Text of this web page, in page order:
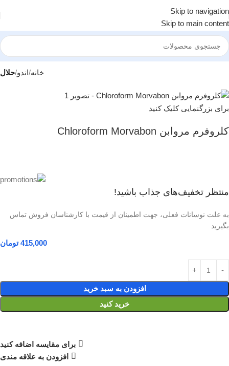
Skip to navigation
Skip to main content
خانه اندو حلال
برای بزرگنمایی کلیک کنید
کلروفرم مروابن Chloroform Morvabon
منتظر تخفیف‌های جذاب باشید!
به علت نوسانات فعلی، جهت اطمینان از قیمت با کارشناسان فروش تماس
بگیرید
415,000 تومان
افزودن به سبد خرید
خرید کنید
برای مقایسه اضافه کنید
افزودن به علاقه مندی